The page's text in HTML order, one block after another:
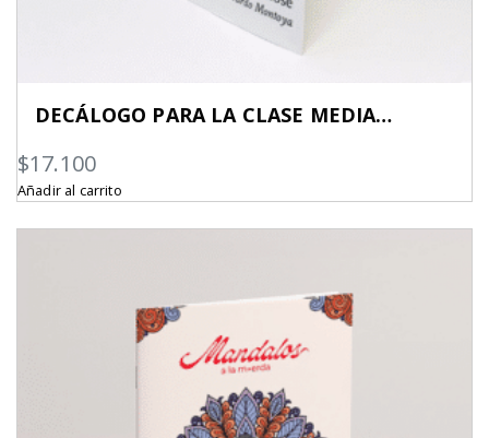
DECÁLOGO PARA LA CLASE MEDIA…
$17.100
Añadir al carrito